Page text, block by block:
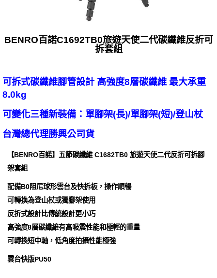
BENRO百諾C1692TB0旅遊天使二代碳纖維反折可
拆套組
可拆式碳纖維腳管設計 高強度8層碳纖維 最大承重
8.0kg
可變化三種新裝備：單腳架(長)/單腳架(短)/登山杖
台灣總代理勝興公司貨
【BENRO百諾】五節碳纖維 C1682TB0 旅遊天使二代反折可拆腳
架套組
配備B0阻尼球形雲台及快拆板，操作順暢
可轉換為登山杖或獨腳架使用
反折式設計比傳統設計更小巧
高強度8層碳纖維有高吸震性能和極輕的重量
可轉換短中軸，低角度拍攝性能極強
雲台快版PU50